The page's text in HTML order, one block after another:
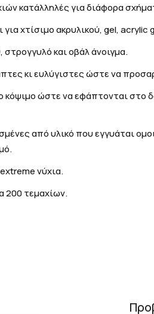
κατάλληλές για διάφορα
για χτίσιμο ακρυλικού, gel, acrylic
στρογγυλό και οβάλ άνοιγμα.
κι ευλύγιστες ώστε να
κόψιμο ώστε να εφάπτονται στο
από υλικό που εγγυάται
extreme νύχια.
200 τεμαχίων.